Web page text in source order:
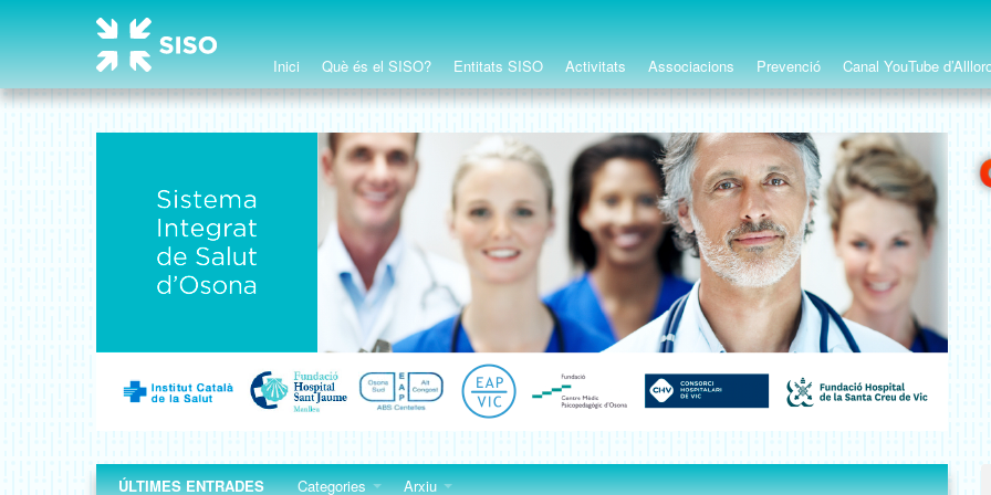
Inici Què és el SISO? Entitats SISO Activitats Associacions Prevenció Canal YouTube
ÚLTIMES ENTRADES Categories Arxiu